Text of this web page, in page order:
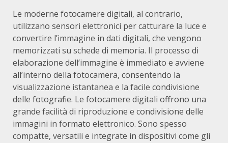
Le moderne fotocamere digitali, al contrario,
utilizzano sensori elettronici per catturare la luce e
convertire l’immagine in dati digitali, che vengono
memorizzati su schede di memoria. Il processo di
elaborazione dell’immagine è immediato e avviene
all’interno della fotocamera, consentendo la
visualizzazione istantanea e la facile condivisione
delle fotografie. Le fotocamere digitali offrono una
grande facilità di riproduzione e condivisione delle
immagini in formato elettronico. Sono spesso
compatte, versatili e integrate in dispositivi come gli